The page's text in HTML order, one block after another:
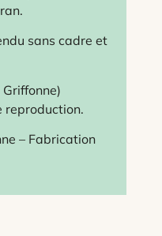
sans cadre et
reproduction.
– Fabrication